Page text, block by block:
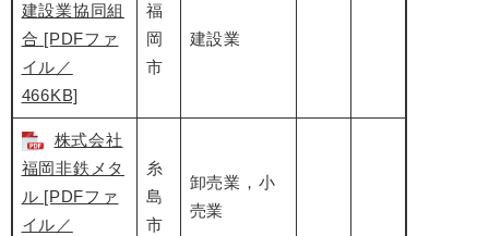
建設業協同組
合 [PDFファ
イル／
466KB]
福
岡
市
建設業
株式会社
福岡非鉄メタ
ル [PDFファ
イル／
糸
島
市
卸売業，小
売業